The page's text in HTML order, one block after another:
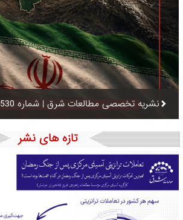
نشریه تخصصی مطالعات شرق | شماره 530
تازه های نشر